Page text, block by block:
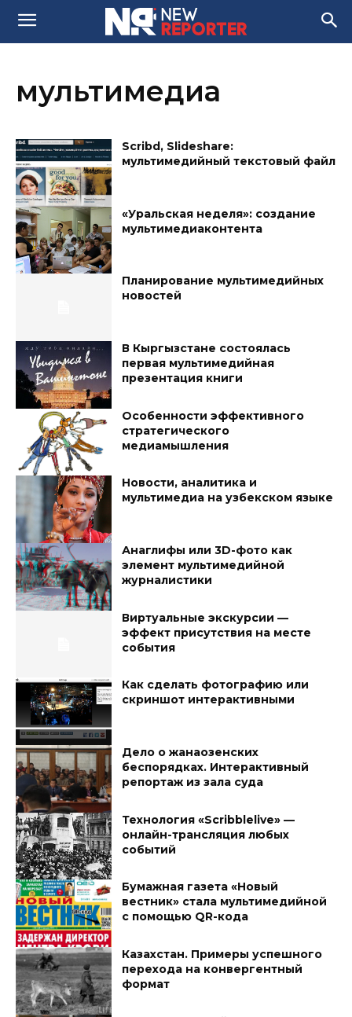
мультимедиа
Scribd, Slideshare:
мультимедийный текстовый файл
«Уральская неделя»: создание
мультимедиаконтента
Планирование мультимедийных
новостей
В Кыргызстане состоялась
первая мультимедийная
презентация книги
Особенности эффективного
стратегического
медиамышления
Новости, аналитика и
мультимедиа на узбекском языке
Анаглифы или 3D-фото как
элемент мультимедийной
журналистики
Виртуальные экскурсии —
эффект присутствия на месте
события
Как сделать фотографию или
скриншот интерактивными
Дело о жанаозенских
беспорядках. Интерактивный
репортаж из зала суда
Технология «Scribblelive» —
онлайн-трансляция любых
событий
Бумажная газета «Новый
вестник» стала мультимедийной
с помощью QR-кода
Казахстан. Примеры успешного
перехода на конвергентный
формат